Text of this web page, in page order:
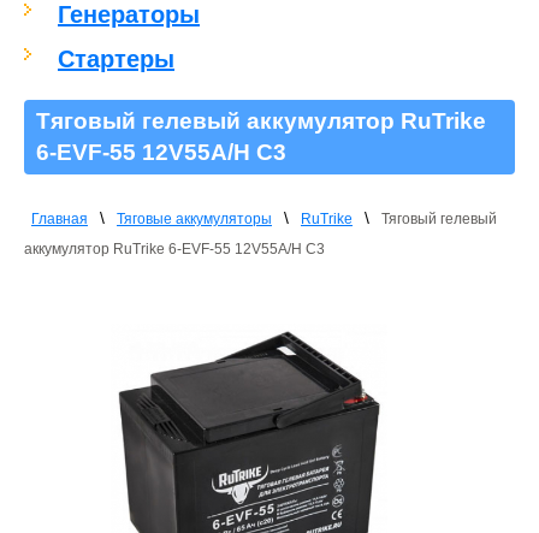
Генераторы
Стартеры
Тяговый гелевый аккумулятор RuTrike
6-EVF-55 12V55A/H C3
Главная \ Тяговые аккумуляторы \ RuTrike \
Тяговый гелевый
аккумулятор RuTrike 6-EVF-55 12V55A/H C3